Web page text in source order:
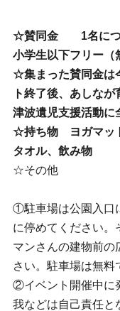
☆賛同金　　1名に
小学生以下フリー（
☆集まった賛同金は
ト終了後、あしなが
津波遺児支援活動に
☆持ち物　ヨガマッ
タオル、飲み物
☆その他
①駐車場は公園入口
に停めてください。
マンさんの建物前の
さい。駐車場は無料
②イベント開催中に
我などは自己責任と